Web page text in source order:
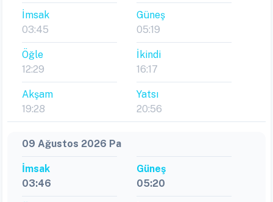
İmsak
03:45
Güneş
05:19
Öğle
12:29
İkindi
16:17
Akşam
19:28
Yatsı
20:56
09 Ağustos 2026 Pa
İmsak
03:46
Güneş
05:20